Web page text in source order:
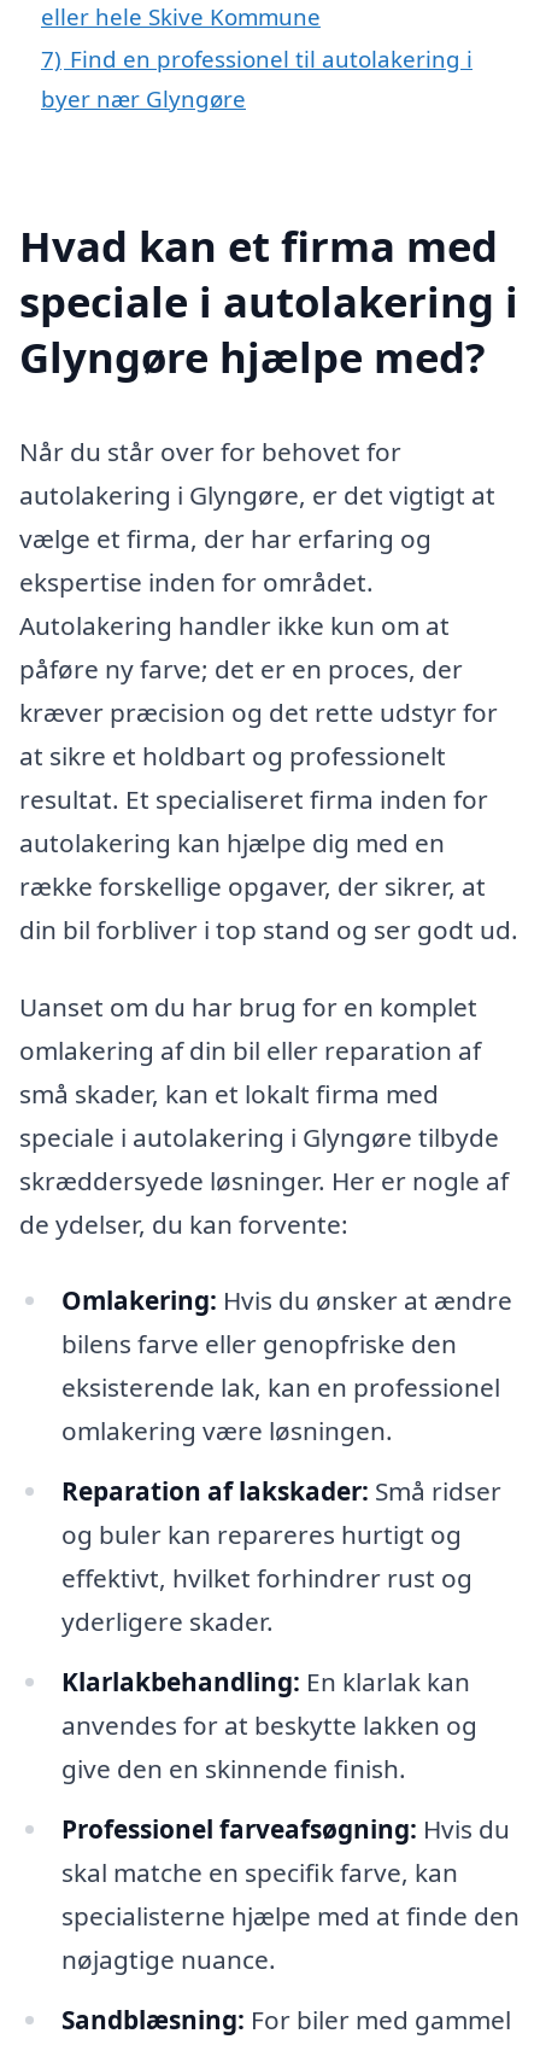
eller hele Skive Kommune
7) Find en professionel til autolakering i
byer nær Glyngøre
Hvad kan et firma med
speciale i autolakering i
Glyngøre hjælpe med?
Når du står over for behovet for
autolakering i Glyngøre, er det vigtigt at
vælge et firma, der har erfaring og
ekspertise inden for området.
Autolakering handler ikke kun om at
påføre ny farve; det er en proces, der
kræver præcision og det rette udstyr for
at sikre et holdbart og professionelt
resultat. Et specialiseret firma inden for
autolakering kan hjælpe dig med en
række forskellige opgaver, der sikrer, at
din bil forbliver i top stand og ser godt ud.
Uanset om du har brug for en komplet
omlakering af din bil eller reparation af
små skader, kan et lokalt firma med
speciale i autolakering i Glyngøre tilbyde
skræddersyede løsninger. Her er nogle af
de ydelser, du kan forvente:
Omlakering: Hvis du ønsker at ændre
bilens farve eller genopfriske den
eksisterende lak, kan en professionel
omlakering være løsningen.
Reparation af lakskader: Små ridser
og buler kan repareres hurtigt og
effektivt, hvilket forhindrer rust og
yderligere skader.
Klarlakbehandling: En klarlak kan
anvendes for at beskytte lakken og
give den en skinnende finish.
Professionel farveafsøgning: Hvis du
skal matche en specifik farve, kan
specialisterne hjælpe med at finde den
nøjagtige nuance.
Sandblæsning: For biler med gammel